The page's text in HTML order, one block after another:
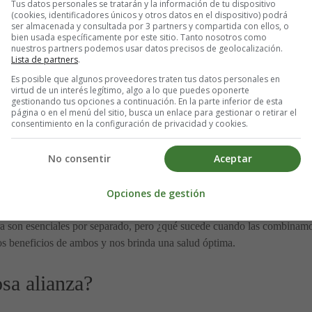
y otros problemas digestivos, al mantener las heces suaves y
te ayudará a establecer un ritmo regular en tus evacuaciones,
con diabetes, la fibra puede ayudar a controlar los niveles de
a sentirnos saciados por más tiempo, lo que puede ser útil para
consuman entre 25 y 30 gramos de fibra al día, pero,
te lo agradecerá! 💪🌿
esenciales por separado, pero ¿qué sucede cuando las
beneficios de ambos y nos brinda una salud óptima.
alianza?
Tus datos personales se tratarán y la información de tu dispositivo
(cookies, identificadores únicos y otros datos en el dispositivo) podrá
ser almacenada y consultada por 3 partners y compartida con ellos, o
bien usada específicamente por este sitio. Tanto nosotros como
nuestros partners podemos usar datos precisos de geolocalización.
Lista de partners.
Es posible que algunos proveedores traten tus datos personales en
virtud de un interés legítimo, algo a lo que puedes oponerte
gestionando tus opciones a continuación. En la parte inferior de esta
página o en el menú del sitio, busca un enlace para gestionar o retirar el
consentimiento en la configuración de privacidad y cookies.
Aceptar
No consentir
Opciones de gestión